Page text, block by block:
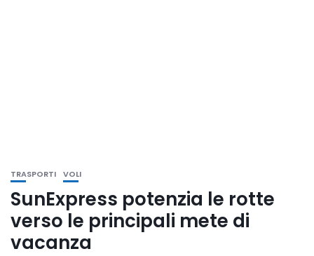
TRASPORTI VOLI
SunExpress potenzia le rotte
verso le principali mete di
vacanza